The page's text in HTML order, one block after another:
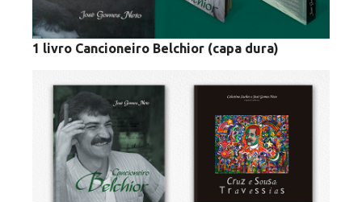
1 livro Cancioneiro Belchior (capa dura)